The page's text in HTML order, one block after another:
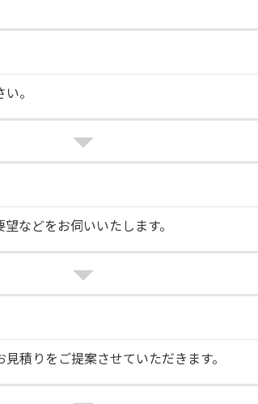
。
などをお伺いいたします。
積りをご提案させていただきます。